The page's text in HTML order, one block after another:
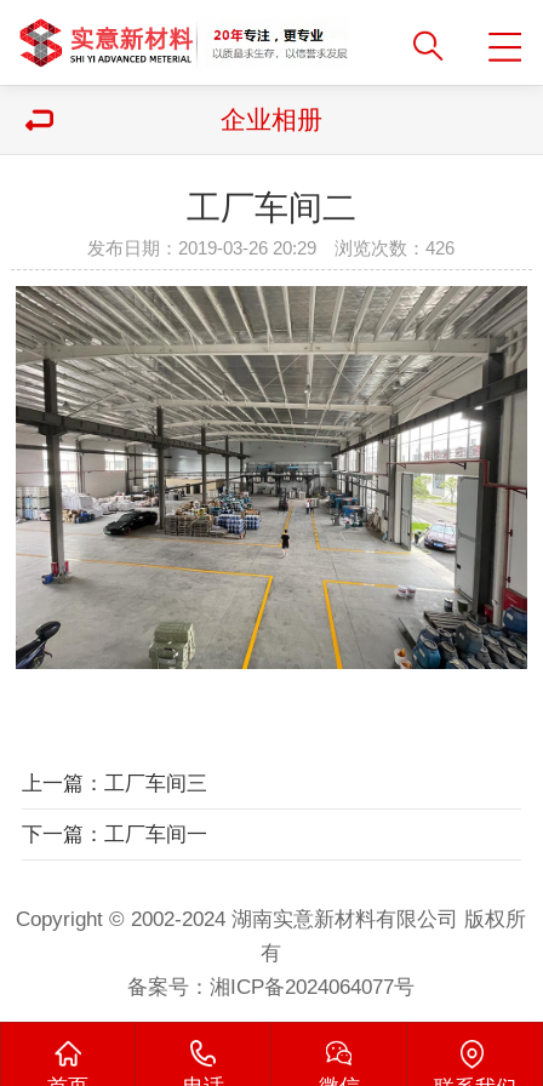
企业相册
工厂车间二
发布日期：2019-03-26 20:29 浏览次数：426
上一篇：工厂车间三
下一篇：工厂车间一
Copyright © 2002-2024 湖南实意新材料有限公司 版权所
有
备案号：湘ICP备2024064077号